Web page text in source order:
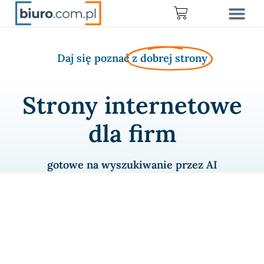
Daj się poznać z dobrej strony
Strony internetowe
dla firm
gotowe na wyszukiwanie przez AI